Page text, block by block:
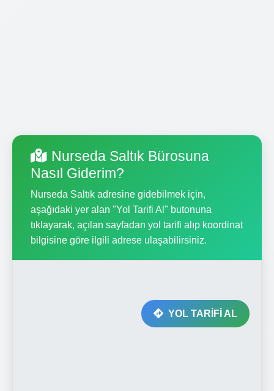
Nurseda Saltık Bürosuna
Nasıl Giderim?
Nurseda Saltık adresine gidebilmek için,
aşağıdaki yer alan "Yol Tarifi Al" butonuna
tıklayarak, açılan sayfadan yol tarifi alıp koordinat
bilgisine göre ilgili adrese ulaşabilirsiniz.
YOL TARİFİ AL